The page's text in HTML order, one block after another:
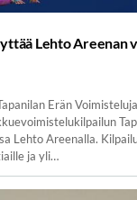
Lehto Areenan
Erän
Lehto Areenalla.
ja yli…